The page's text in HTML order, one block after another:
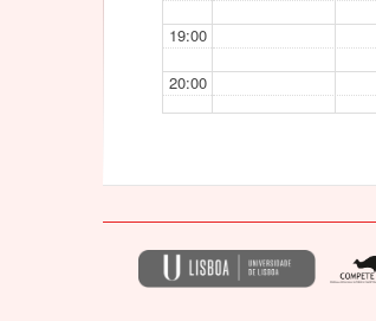
19:00
20:00
23:00